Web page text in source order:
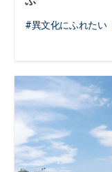
異文化にふれたい